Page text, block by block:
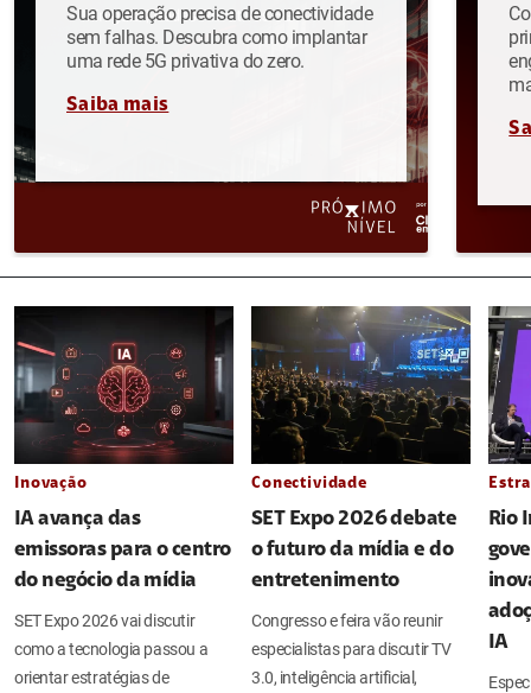
Sua operação precisa de conectividade
sem falhas. Descubra como implantar
uma rede 5G privativa do zero.
Saiba mais
Inovação
IA avança das
emissoras para o centro
do negócio da mídia
SET Expo 2026 vai discutir
como a tecnologia passou a
orientar estratégias de
Conectividade
SET Expo 2026 debate
o futuro da mídia e do
entretenimento
Congresso e feira vão reunir
especialistas para discutir TV
3.0, inteligência artificial,
Rio
IA